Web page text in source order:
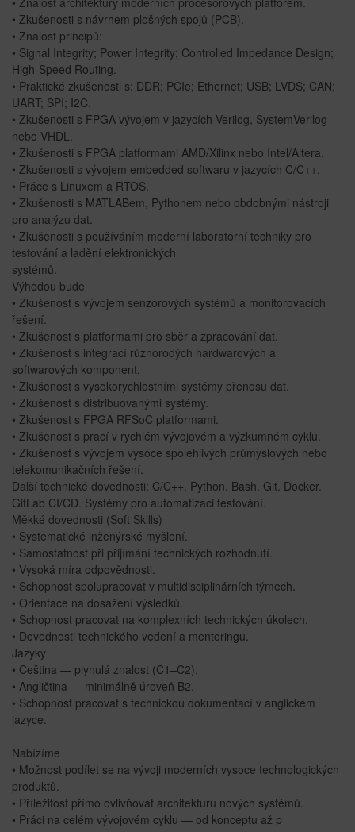
• Zkušenosti s návrhem plošných spojů (PCB).
• Znalost principů:
• Signal Integrity; Power Integrity; Controlled Impedance Design;
High-Speed Routing.
• Praktické zkušenosti s: DDR; PCIe; Ethernet; USB; LVDS; CAN;
UART; SPI; I2C.
• Zkušenosti s FPGA vývojem v jazycích Verilog, SystemVerilog
nebo VHDL.
• Zkušenosti s FPGA platformami AMD/Xilinx nebo Intel/Altera.
• Zkušenosti s vývojem embedded softwaru v jazycích C/C++.
• Práce s Linuxem a RTOS.
• Zkušenosti s MATLABem, Pythonem nebo obdobnými nástroji
pro analýzu dat.
• Zkušenosti s používáním moderní laboratorní techniky pro
testování a ladění elektronických
systémů.
Výhodou bude
• Zkušenost s vývojem senzorových systémů a monitorovacích
řešení.
• Zkušenost s platformami pro sběr a zpracování dat.
• Zkušenost s integrací různorodých hardwarových a
softwarových komponent.
• Zkušenost s vysokorychlostními systémy přenosu dat.
• Zkušenost s distribuovanými systémy.
• Zkušenost s FPGA RFSoC platformami.
• Zkušenost s prací v rychlém vývojovém a výzkumném cyklu.
• Zkušenost s vývojem vysoce spolehlivých průmyslových nebo
telekomunikačních řešení.
Další technické dovednosti: C/C++. Python. Bash. Git. Docker.
GitLab CI/CD. Systémy pro automatizaci testování.
Měkké dovednosti (Soft Skills)
• Systematické inženýrské myšlení.
• Samostatnost při přijímání technických rozhodnutí.
• Vysoká míra odpovědnosti.
• Schopnost spolupracovat v multidisciplinárních týmech.
• Orientace na dosažení výsledků.
• Schopnost pracovat na komplexních technických úkolech.
• Dovednosti technického vedení a mentoringu.
Jazyky
• Čeština — plynulá znalost (C1–C2).
• Angličtina — minimálně úroveň B2.
• Schopnost pracovat s technickou dokumentací v anglickém
jazyce.
Nabízíme
• Možnost podílet se na vývoji moderních vysoce technologických
produktů.
• Příležitost přímo ovlivňovat architekturu nových systémů.
• Práci na celém vývojovém cyklu — od konceptu až p